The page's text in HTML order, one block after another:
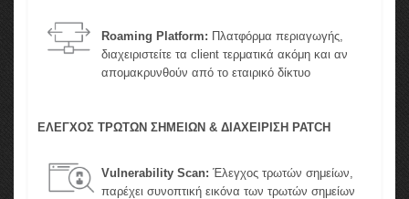
Roaming Platform: Πλατφόρμα περιαγωγής,
διαχειριστείτε τα client τερματικά ακόμη και αν
απομακρυνθούν από το εταιρικό δίκτυο
ΕΛΕΓΧΟΣ ΤΡΩΤΩΝ ΣΗΜΕΙΩΝ & ΔΙΑΧΕΙΡΙΣΗ PATCH
Vulnerability Scan: Έλεγχος τρωτών σημείων,
παρέχει συνοπτική εικόνα των τρωτών σημείων